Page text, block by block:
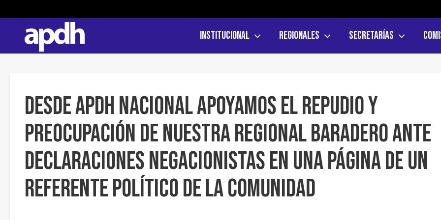
Institucional Regionales Secretarías
Desde APDH Nacional apoyamos el repudio y
preocupación de nuestra Regional Baradero ante
declaraciones negacionistas en una página de un
referente político de la comunidad